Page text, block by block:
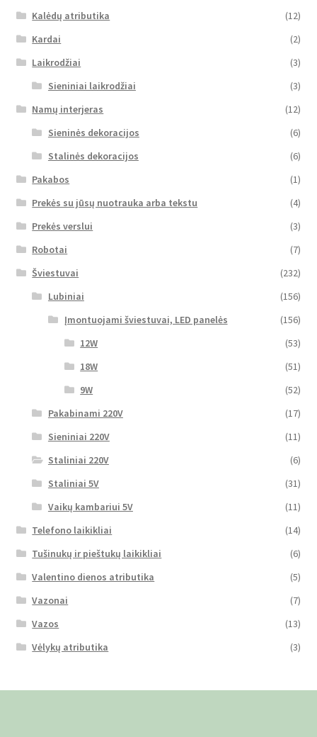
Kalėdų atributika
(12)
Kardai
(2)
Laikrodžiai
(3)
Sieniniai laikrodžiai
(3)
Namų interjeras
(12)
Sieninės dekoracijos
(6)
Stalinės dekoracijos
(6)
Pakabos
(1)
Prekės su jūsų nuotrauka arba tekstu
(4)
Prekės verslui
(3)
Robotai
(7)
Šviestuvai
(232)
Lubiniai
(156)
Įmontuojami šviestuvai, LED panelės
(156)
12W
(53)
18W
(51)
9W
(52)
Pakabinami 220V
(17)
Sieniniai 220V
(11)
Staliniai 220V
(6)
Staliniai 5V
(31)
Vaikų kambariui 5V
(11)
Telefono laikikliai
(14)
Tušinukų ir pieštukų laikikliai
(6)
Valentino dienos atributika
(5)
Vazonai
(7)
Vazos
(13)
Vėlykų atributika
(3)